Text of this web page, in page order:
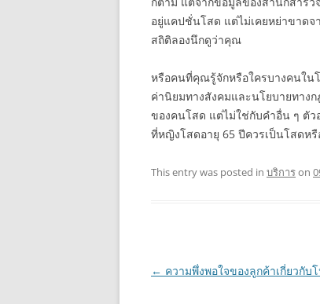
อยู่แคปชั่นโสด แต่ไม่เคยหย่าขาด
สถิติลองนึกดูว่าคุณ
หรือคนที่คุณรู้จักหรือใครบางคนใน
ค่านิยมทางสังคมและนโยบายทาง
ของคนโสด แต่ไม่ใช่กับคำอื่น ๆ ตัว
ที่หญิงโสดอายุ 65 ปีควรเป็นโสดหรื
This entry was posted in บริการon
Post
← ความพึ่งพอใจของลูกค้าเกี่ยวกับ